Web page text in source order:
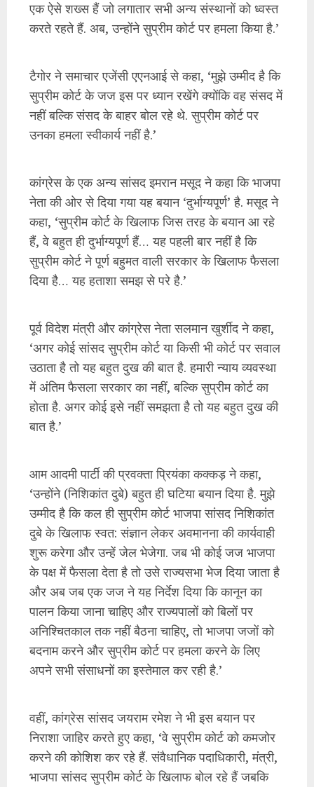
एक ऐसे शख्स हैं जो लगातार सभी अन्य संस्थानों को ध्वस्त
करते रहते हैं. अब, उन्होंने सुप्रीम कोर्ट पर हमला किया है.’
टैगोर ने समाचार एजेंसी एएनआई से कहा, ‘मुझे उम्मीद है कि
सुप्रीम कोर्ट के जज इस पर ध्यान रखेंगे क्योंकि वह संसद में
नहीं बल्कि संसद के बाहर बोल रहे थे. सुप्रीम कोर्ट पर
उनका हमला स्वीकार्य नहीं है.’
कांग्रेस के एक अन्य सांसद इमरान मसूद ने कहा कि भाजपा
नेता की ओर से दिया गया यह बयान ‘दुर्भाग्यपूर्ण’ है. मसूद ने
कहा, ‘सुप्रीम कोर्ट के खिलाफ जिस तरह के बयान आ रहे
हैं, वे बहुत ही दुर्भाग्यपूर्ण हैं… यह पहली बार नहीं है कि
सुप्रीम कोर्ट ने पूर्ण बहुमत वाली सरकार के खिलाफ फैसला
दिया है… यह हताशा समझ से परे है.’
पूर्व विदेश मंत्री और कांग्रेस नेता सलमान खुर्शीद ने कहा,
‘अगर कोई सांसद सुप्रीम कोर्ट या किसी भी कोर्ट पर सवाल
उठाता है तो यह बहुत दुख की बात है. हमारी न्याय व्यवस्था
में अंतिम फैसला सरकार का नहीं, बल्कि सुप्रीम कोर्ट का
होता है. अगर कोई इसे नहीं समझता है तो यह बहुत दुख की
बात है.’
आम आदमी पार्टी की प्रवक्ता प्रियंका कक्कड़ ने कहा,
‘उन्होंने (निशिकांत दुबे) बहुत ही घटिया बयान दिया है. मुझे
उम्मीद है कि कल ही सुप्रीम कोर्ट भाजपा सांसद निशिकांत
दुबे के खिलाफ स्वत: संज्ञान लेकर अवमानना ​​की कार्यवाही
शुरू करेगा और उन्हें जेल भेजेगा. जब भी कोई जज भाजपा
के पक्ष में फैसला देता है तो उसे राज्यसभा भेज दिया जाता है
और अब जब एक जज ने यह निर्देश दिया कि कानून का
पालन किया जाना चाहिए और राज्यपालों को बिलों पर
अनिश्चितकाल तक नहीं बैठना चाहिए, तो भाजपा जजों को
बदनाम करने और सुप्रीम कोर्ट पर हमला करने के लिए
अपने सभी संसाधनों का इस्तेमाल कर रही है.’
वहीं, कांग्रेस सांसद जयराम रमेश ने भी इस बयान पर
निराशा जाहिर करते हुए कहा, ‘वे सुप्रीम कोर्ट को कमजोर
करने की कोशिश कर रहे हैं. संवैधानिक पदाधिकारी, मंत्री,
भाजपा सांसद सुप्रीम कोर्ट के खिलाफ बोल रहे हैं जबकि